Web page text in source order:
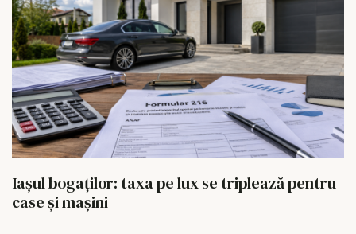
Iașul bogaților: taxa pe lux se triplează pentru
case și mașini